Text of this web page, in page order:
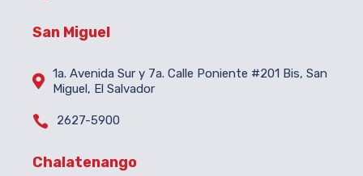
San Miguel
 1a. Avenida Sur y 7a. Calle Poniente #201 Bis, San
Miguel, El Salvador
 2627-5900
Chalatenango